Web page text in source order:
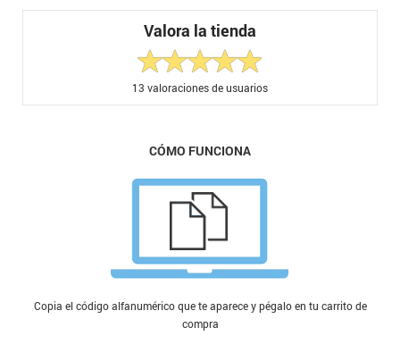
Valora la tienda
13 valoraciones de usuarios
CÓMO FUNCIONA
Copia el código alfanumérico que te aparece y pégalo en tu carrito de
compra